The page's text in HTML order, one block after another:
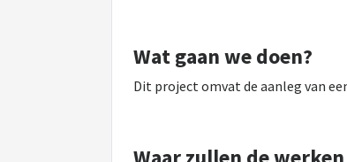
Wat gaan we doen?
Dit project omvat de aanleg van